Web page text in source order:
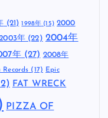
(21) 1998年 (15) 2000
年 (22) 2004年
年(27) 2008年
Records (17) Epic
FAT WRECK
PIZZA OF